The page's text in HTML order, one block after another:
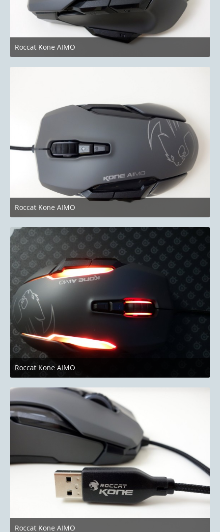
Roccat Kone AIMO
8. September 2018 um 14:22
Roccat Kone AIMO
8. September 2018 um 14:22
Roccat Kone AIMO
8. September 2018 um 14:22
Roccat Kone AIMO